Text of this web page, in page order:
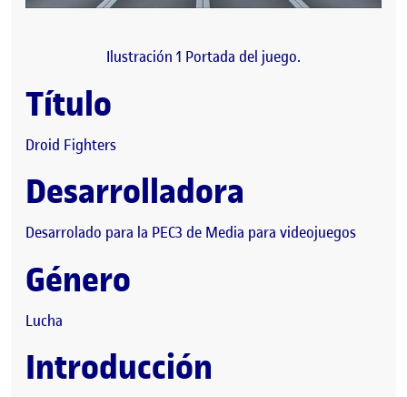
Ilustración 1 Portada del juego.
Título
Droid Fighters
Desarrolladora
Desarrolado para la PEC3 de Media para videojuegos
Género
Lucha
Introducción